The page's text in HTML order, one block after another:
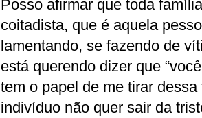
Posso afirmar que toda
coitadista, que é aquela
lamentando, se fazendo de
está querendo dizer que
tem o papel de me tirar dessa
indivíduo não quer sair da